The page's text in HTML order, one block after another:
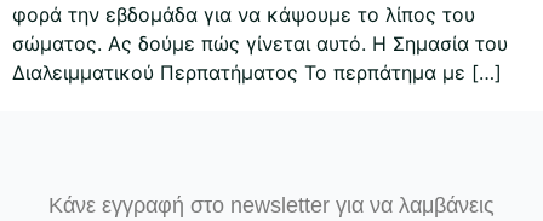
φορά την εβδομάδα για να κάψουμε το λίπος του
σώματος. Ας δούμε πώς γίνεται αυτό. Η Σημασία του
Διαλειμματικού Περπατήματος Το περπάτημα με […]
Κάνε εγγραφή στο newsletter για να λαμβάνεις